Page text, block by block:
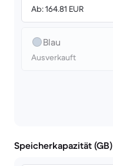
Ab: 164.81 EUR
Blau
Ausverkauft
Speicherkapazität (GB)